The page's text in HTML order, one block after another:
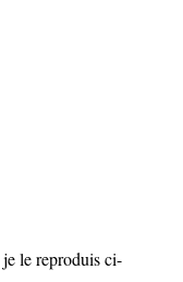
je le reproduis ci-